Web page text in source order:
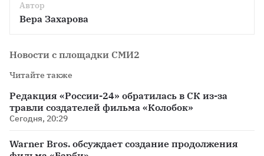
Автор
Вера Захарова
Новости с площадки СМИ2
Читайте также
Редакция «России-24» обратилась в СК из-за
травли создателей фильма «Колобок»
Сегодня, 20:29
Warner Bros. обсуждает создание продолжения